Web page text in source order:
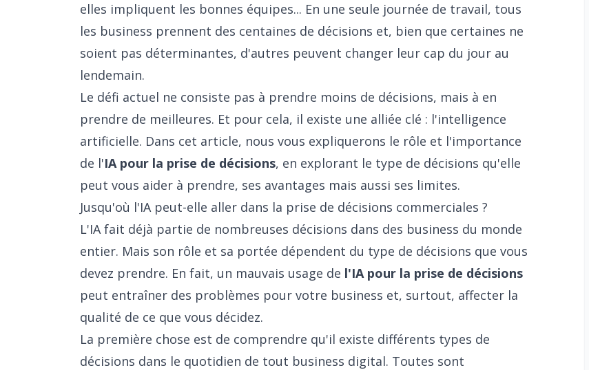
elles impliquent les bonnes équipes... En une seule journée de travail, tous
les business prennent des centaines de décisions et, bien que certaines ne
soient pas déterminantes, d'autres peuvent changer leur cap du jour au
lendemain.
Le défi actuel ne consiste pas à prendre moins de décisions, mais à en
prendre de meilleures. Et pour cela, il existe une alliée clé : l'intelligence
artificielle. Dans cet article, nous vous expliquerons le rôle et l'importance
de l'IA pour la prise de décisions, en explorant le type de décisions qu'elle
peut vous aider à prendre, ses avantages mais aussi ses limites.
Jusqu'où l'IA peut-elle aller dans la prise de décisions commerciales ?
L'IA fait déjà partie de nombreuses décisions dans des business du monde
entier. Mais son rôle et sa portée dépendent du type de décisions que vous
devez prendre. En fait, un mauvais usage de l'IA pour la prise de décisions
peut entraîner des problèmes pour votre business et, surtout, affecter la
qualité de ce que vous décidez.
La première chose est de comprendre qu'il existe différents types de
décisions dans le quotidien de tout business digital. Toutes sont